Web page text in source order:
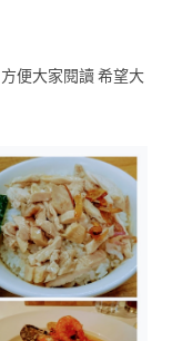
便大家閱讀 希望大